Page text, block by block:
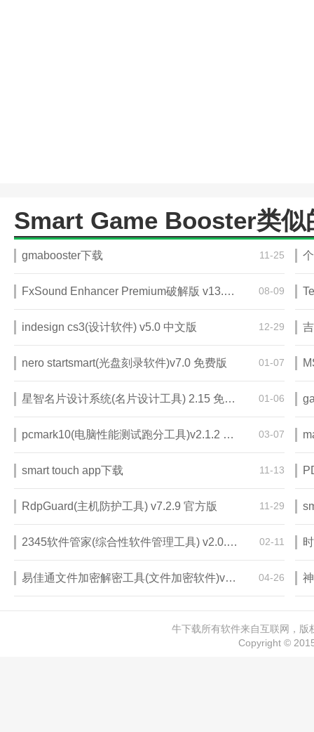
Smart Game Booster类似
gmabooster下载 11-25
FxSound Enhancer Premium破解版 v13.028 08-09
indesign cs3(设计软件) v5.0 中文版 12-29
nero startsmart(光盘刻录软件)v7.0 免费版 01-07
星智名片设计系统(名片设计工具) 2.15 免费版 01-06
pcmark10(电脑性能测试跑分工具)v2.1.2 破解版 03-07
smart touch app下载 11-13
RdpGuard(主机防护工具) v7.2.9 官方版 11-29
2345软件管家(综合性软件管理工具) v2.0.1 最新版 02-11
易佳通文件加密解密工具(文件加密软件)v2.3 绿色版 04-26
牛下载所有软件来自互联网，
Copyright ©